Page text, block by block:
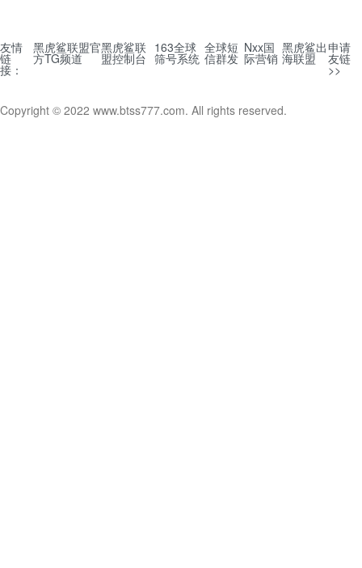
友情
链
接：
黑虎鲨联盟官
方TG频道
黑虎鲨联
盟控制台
163全球
筛号系统
全球短
信群发
Nxx国
际营销
黑虎鲨出
海联盟
申请
友链
>>
Copyright © 2022 www.btss777.com. All rights reserved.